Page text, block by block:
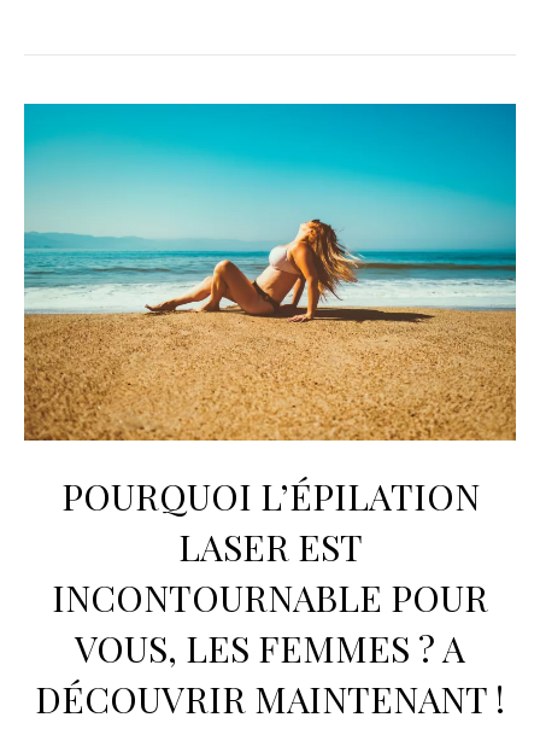
POURQUOI L’ÉPILATION
LASER EST
INCONTOURNABLE POUR
VOUS, LES FEMMES ? A
DÉCOUVRIR MAINTENANT !